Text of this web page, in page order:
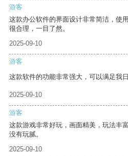
游客
这款办公软件的界面设计非常简洁，使
很合理，一目了然。
2025-09-10
游客
这款软件的功能非常强大，可以满足我
2025-09-10
游客
这款游戏非常好玩，画面精美，玩法丰
没有玩腻。
2025-09-10